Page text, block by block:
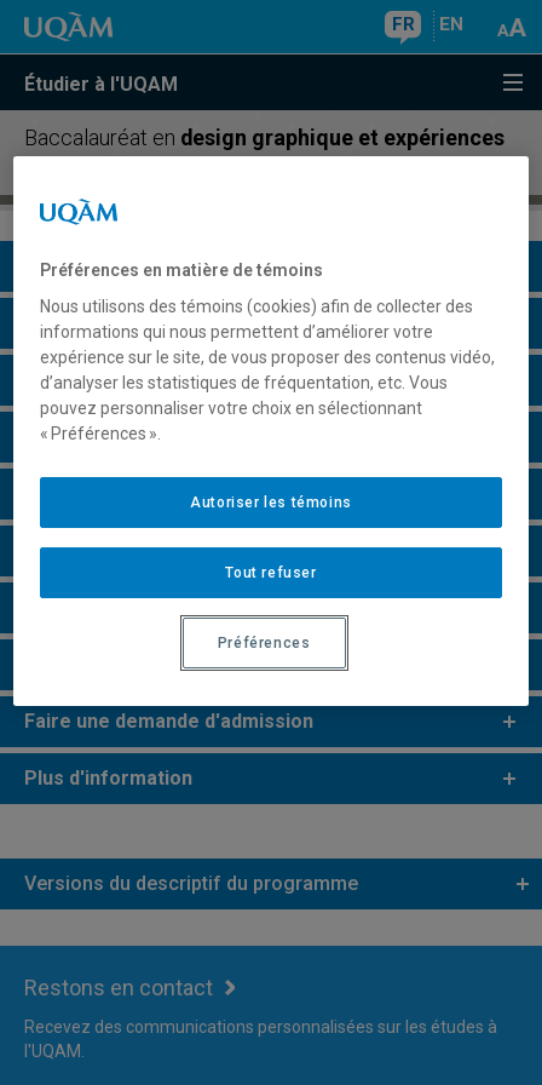
FR EN
Étudier à l'UQAM
Baccalauréat en design graphique et expériences
Présentation du programme
Conditions d'admission
Cours à suivre et horaires
Grille de cheminement
Perspectives professionnelles
e e
Remarques et règlements
Faire une demande d'admission
Plus d'information
Versions du descriptif du programme
Restons en contact
Recevez des communications personnalisées sur les études à
l'UQAM.
Préférences en matière de témoins
Nous utilisons des témoins (cookies) afin de collecter des
informations qui nous permettent d’améliorer votre
expérience sur le site, de vous proposer des contenus vidéo,
d’analyser les statistiques de fréquentation, etc. Vous
pouvez personnaliser votre choix en sélectionnant
« Préférences ».
Tout refuser
Autoriser les témoins
Préférences